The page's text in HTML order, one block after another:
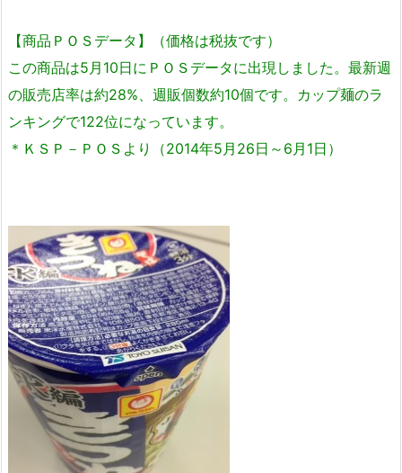
【商品ＰＯＳデータ】（価格は税抜です）
この商品は5月10日にＰＯＳデータに出現しました。最新週
の販売店率は約28%、週販個数約10個です。カップ麺のラ
ンキングで122位になっています。
＊ＫＳＰ－ＰＯＳより（2014年5月26日～6月1日）